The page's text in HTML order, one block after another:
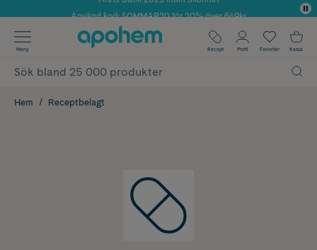
Använd kod: SOMMAR20 för 20% över 649kr
✓ Fri frakt
✓ Poäng på alla köp*
Meny Recept Profil Favoriter Kassa
Hem Receptbelagt